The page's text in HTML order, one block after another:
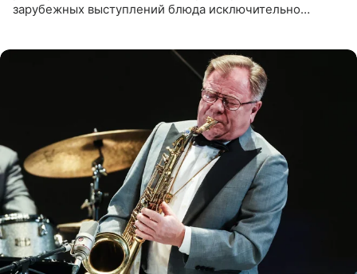
зарубежных выступлений блюда исключительно